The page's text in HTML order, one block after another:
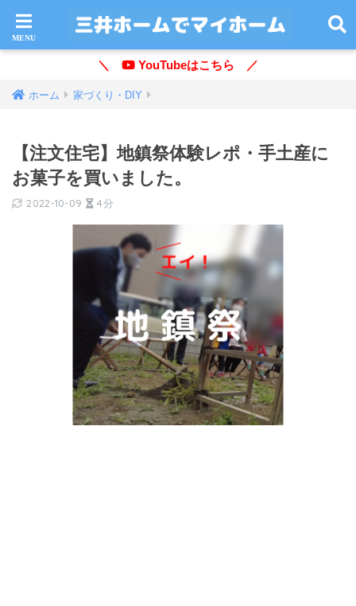
＼ YouTubeはこちら ／
ホーム 家づくり・DIY
【注文住宅】地鎮祭体験レポ・手土産に
お菓子を買いました。
2022-10-09 4分